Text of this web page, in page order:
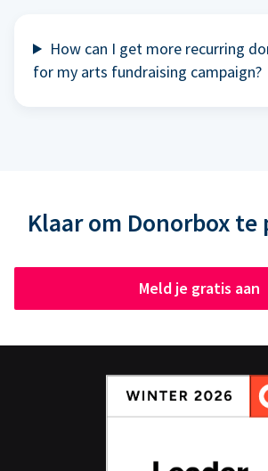
How can I get more recurring
for my arts fundraising campaign?
Klaar om Donorbox te
Meld je gratis aan